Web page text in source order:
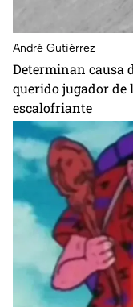
André Gutiérrez
Determinan causa
querido jugador de
escalofriante